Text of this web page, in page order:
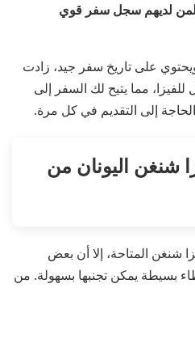
لمن لديهم سجل سفر قوي
على تاريخ سفر جيد، زادت
مما يتيح لك السفر إلى
إلى التقديم في كل مرة.
شنغن اليونان من
شنغن المتاحة، إلا أن بعض
بسيطة يمكن تجنبها بسهولة. من